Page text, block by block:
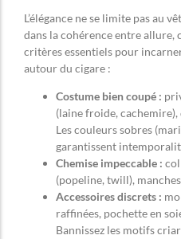
L’élégance ne se limite pas au
dans la cohérence entre
critères essentiels pour
autour du cigare :
Costume bien coupé :
(laine froide, cachemire),
Les couleurs sobres
garantissent
Chemise impeccable :
(popeline, twill),
Accessoires discrets :
raffinées, pochette en
Bannissez les motifs